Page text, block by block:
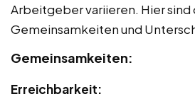
Arbeitgeber variieren. Hier sind
Gemeinsamkeiten und
Gemeinsamkeiten:
Erreichbarkeit: